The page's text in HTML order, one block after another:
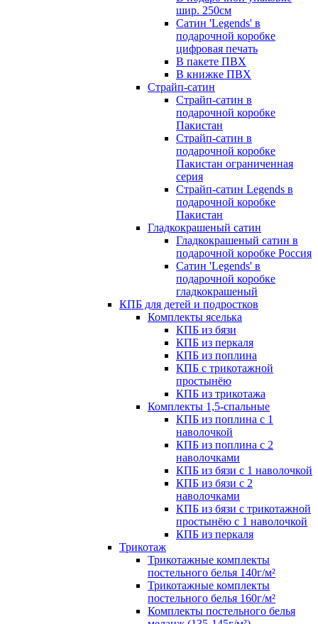
шир. 250см
Сатин 'Legends' в
подарочной коробке
цифровая печать
В пакете ПВХ
В книжке ПВХ
Страйп-сатин
Страйп-сатин в
подарочной коробке
Пакистан
Страйп-сатин в
подарочной коробке
Пакистан ограниченная
серия
Страйп-сатин Legends в
подарочной коробке
Пакистан
Гладкокрашеный сатин
Гладкокрашеный сатин в
подарочной коробке Россия
Сатин 'Legends' в
подарочной коробке
гладкокрашеный
КПБ для детей и подростков
Комплекты яселька
КПБ из бязи
КПБ из перкаля
КПБ из поплина
КПБ с трикотажной
простынёю
КПБ из трикотажа
Комплекты 1,5-спальные
КПБ из поплина с 1
наволочкой
КПБ из поплина с 2
наволочками
КПБ из бязи с 1 наволочкой
КПБ из бязи с 2
наволочками
КПБ из бязи с трикотажной
простынёю с 1 наволочкой
КПБ из перкаля
Трикотаж
Трикотажные комплекты
постельного белья 140г/м²
Трикотажные комплекты
постельного белья 160г/м²
Комплекты постельного белья